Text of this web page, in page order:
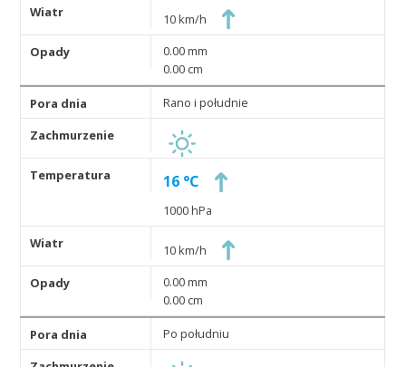
10 km/h
0.00 mm
0.00 cm
Rano i południe
16 °C
1000 hPa
10 km/h
0.00 mm
0.00 cm
Po południu